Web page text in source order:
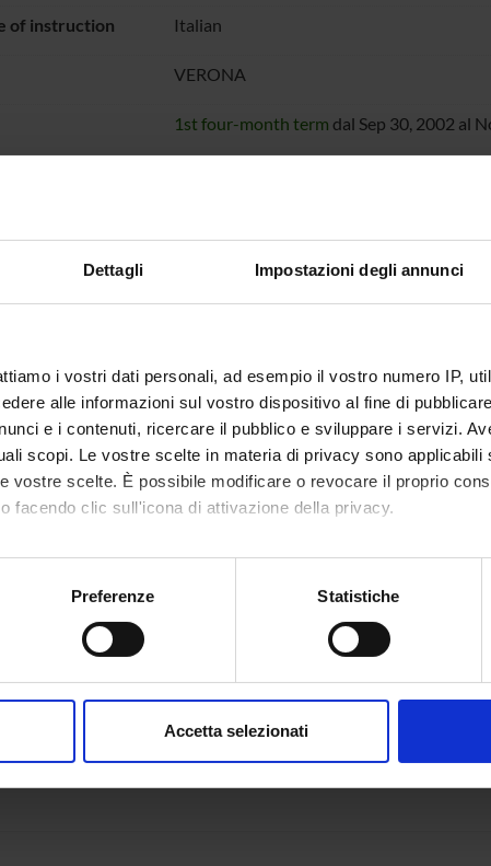
Dettagli Impostazioni degli annunci
i vostri dati personali, ad esempio il vostro numero IP,
alle informazioni sul vostro dispositivo al fine di
e i contenuti, ricercare il pubblico e sviluppare i servizi.
scopi. Le vostre scelte in materia di privacy sono applicabili
vostre scelte. È possibile modificare o revocare il proprio
facendo clic sull'icona di attivazione della privacy.
anche:
sulla tua posizione geografica, con un'approssimazione di
in qualsiasi momento dalla Dichiarazione sui cookie.
Preferenze Statistiche
Accetta selezionati
of instruction Italian
VERONA
1st four-month term dal Sep 30, 2002 al
BOOKS
Cryptography and Network Security:
and Practice (Edizione 2)
A, Van
P, Vanstone S
Handbook of Applied Cryptography
|Modalità di esame (html, it, 0 KB, 10/10/
|Programma (html, it, 3 KB, 10/10/02)
(Show/Hide)